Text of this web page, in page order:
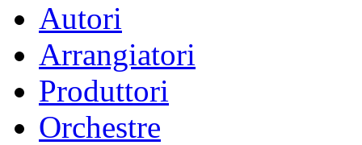
Autori
Arrangiatori
Produttori
Orchestre